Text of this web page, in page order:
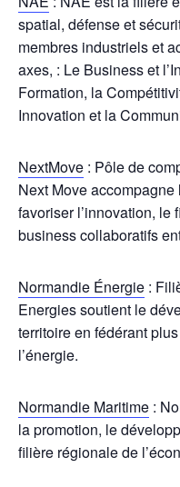
spatial, défense et
membres industriels et
axes, : Le Business et
Formation, la
Innovation et la
NextMove : Pôle de
Next Move
favoriser l’innovation, le
business collaboratifs
Normandie Énergie :
Energies soutient le
territoire en fédérant
l’énergie.
Normandie Maritime :
la promotion, le
filière régionale de